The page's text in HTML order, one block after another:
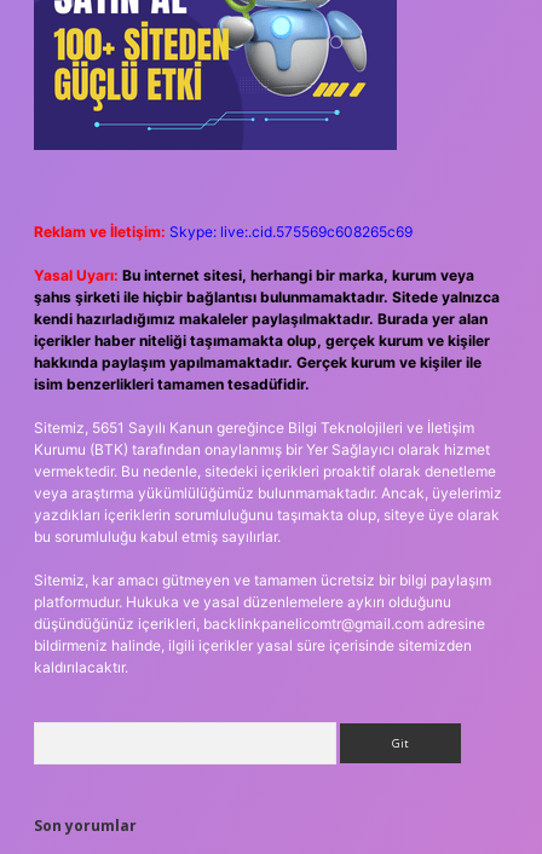
Reklam ve İletişim: Skype: live:.cid.575569c608265c69
Yasal Uyarı: Bu internet sitesi, herhangi bir marka, kurum veya
şahıs şirketi ile hiçbir bağlantısı bulunmamaktadır. Sitede yalnızca
kendi hazırladığımız makaleler paylaşılmaktadır. Burada yer alan
içerikler haber niteliği taşımamakta olup, gerçek kurum ve kişiler
hakkında paylaşım yapılmamaktadır. Gerçek kurum ve kişiler ile
isim benzerlikleri tamamen tesadüfidir.
Sitemiz, 5651 Sayılı Kanun gereğince Bilgi Teknolojileri ve İletişim
Kurumu (BTK) tarafından onaylanmış bir Yer Sağlayıcı olarak hizmet
vermektedir. Bu nedenle, sitedeki içerikleri proaktif olarak denetleme
veya araştırma yükümlülüğümüz bulunmamaktadır. Ancak, üyelerimiz
yazdıkları içeriklerin sorumluluğunu taşımakta olup, siteye üye olarak
bu sorumluluğu kabul etmiş sayılırlar.
Sitemiz, kar amacı gütmeyen ve tamamen ücretsiz bir bilgi paylaşım
platformudur. Hukuka ve yasal düzenlemelere aykırı olduğunu
düşündüğünüz içerikleri, backlinkpanelicomtr@gmail.com adresine
bildirmeniz halinde, ilgili içerikler yasal süre içerisinde sitemizden
kaldırılacaktır.
Son yorumlar